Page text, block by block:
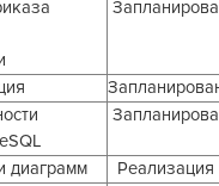
диаграмм